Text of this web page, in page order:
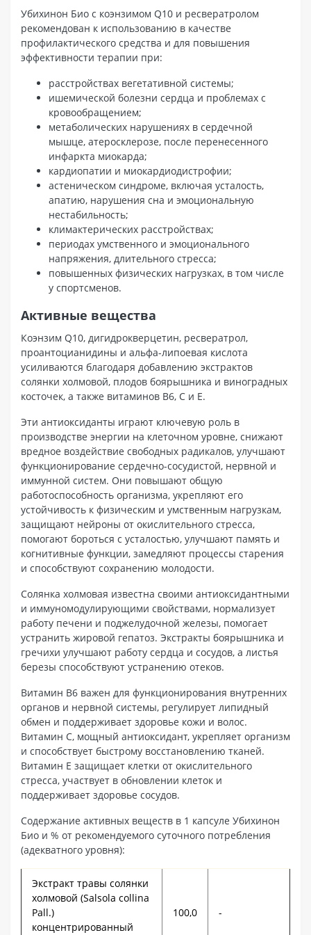
Убихинон Био с коэнзимом Q10 и ресвератролом
рекомендован к использованию в качестве
профилактического средства и для повышения
эффективности терапии при:
расстройствах вегетативной системы;
ишемической болезни сердца и проблемах с
кровообращением;
метаболических нарушениях в сердечной
мышце, атеросклерозе, после перенесенного
инфаркта миокарда;
кардиопатии и миокардиодистрофии;
астеническом синдроме, включая усталость,
апатию, нарушения сна и эмоциональную
нестабильность;
климактерических расстройствах;
периодах умственного и эмоционального
напряжения, длительного стресса;
повышенных физических нагрузках, в том числе
у спортсменов.
Активные вещества
Коэнзим Q10, дигидрокверцетин, ресвератрол,
проантоцианидины и альфа-липоевая кислота
усиливаются благодаря добавлению экстрактов
солянки холмовой, плодов боярышника и виноградных
косточек, а также витаминов В6, С и Е.
Эти антиоксиданты играют ключевую роль в
производстве энергии на клеточном уровне, снижают
вредное воздействие свободных радикалов, улучшают
функционирование сердечно-сосудистой, нервной и
иммунной систем. Они повышают общую
работоспособность организма, укрепляют его
устойчивость к физическим и умственным нагрузкам,
защищают нейроны от окислительного стресса,
помогают бороться с усталостью, улучшают память и
когнитивные функции, замедляют процессы старения
и способствуют сохранению молодости.
Солянка холмовая известна своими антиоксидантными
и иммуномодулирующими свойствами, нормализует
работу печени и поджелудочной железы, помогает
устранить жировой гепатоз. Экстракты боярышника и
гречихи улучшают работу сердца и сосудов, а листья
березы способствуют устранению отеков.
Витамин В6 важен для функционирования внутренних
органов и нервной системы, регулирует липидный
обмен и поддерживает здоровье кожи и волос.
Витамин С, мощный антиоксидант, укрепляет организм
и способствует быстрому восстановлению тканей.
Витамин Е защищает клетки от окислительного
стресса, участвует в обновлении клеток и
поддерживает здоровье сосудов.
Содержание активных веществ в 1 капсуле Убихинон
Био и % от рекомендуемого суточного потребления
(адекватного уровня):
Экстракт травы солянки
холмовой (Salsola collina
Pall.)
концентрированный
100,0 -